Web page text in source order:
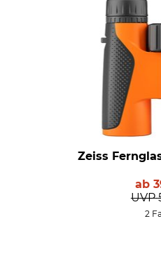
Zeiss
ab
UVP
2